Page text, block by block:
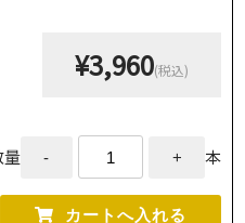
¥3,960(税込)
量 本